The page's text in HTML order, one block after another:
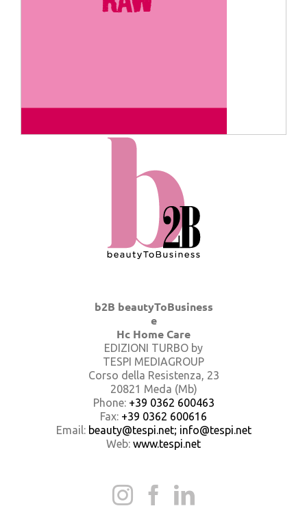
b2B beautyToBusiness
e
Hc Home Care
EDIZIONI TURBO by
TESPI MEDIAGROUP
Corso della Resistenza, 23
20821 Meda (Mb)
Phone: +39 0362 600463
Fax: +39 0362 600616
Email: beauty@tespi.net; info@tespi.net
Web: www.tespi.net